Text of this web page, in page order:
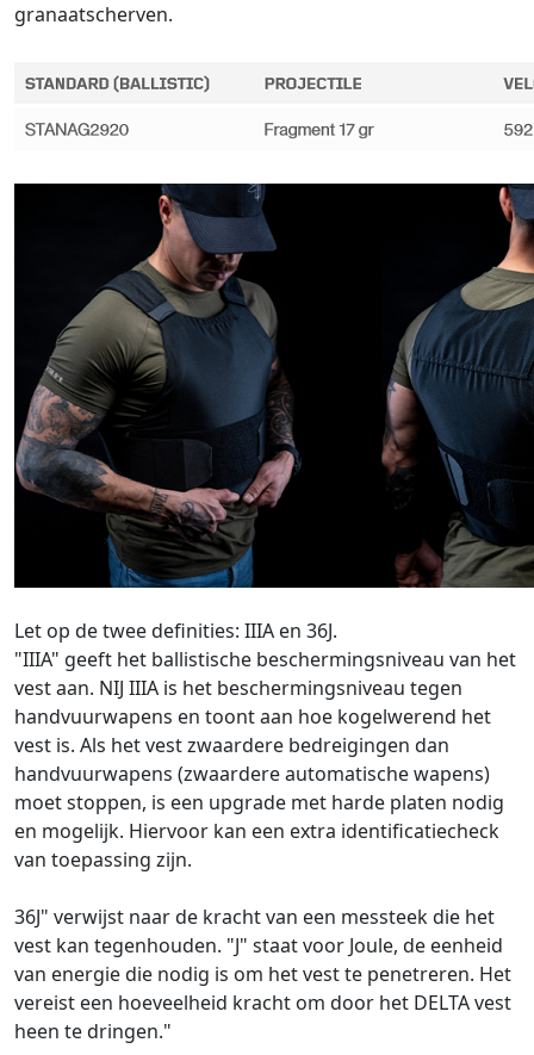
granaatscherven.
Let op de twee definities: IIIA en 36J.
"IIIA" geeft het ballistische beschermingsniveau van het
vest aan. NIJ IIIA is het beschermingsniveau tegen
handvuurwapens en toont aan hoe kogelwerend het
vest is. Als het vest zwaardere bedreigingen dan
handvuurwapens (zwaardere automatische wapens)
moet stoppen, is een upgrade met harde platen nodig
en mogelijk. Hiervoor kan een extra identificatiecheck
van toepassing zijn.
36J" verwijst naar de kracht van een messteek die het
vest kan tegenhouden. "J" staat voor Joule, de eenheid
van energie die nodig is om het vest te penetreren. Het
vereist een hoeveelheid kracht om door het DELTA vest
heen te dringen."